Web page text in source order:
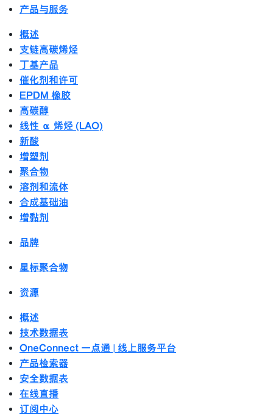
产品与服务
概述
支链高碳烯烃
丁基产品
催化剂和许可
EPDM 橡胶
高碳醇
线性 α 烯烃 (LAO)
新酸
增塑剂
聚合物
溶剂和流体
合成基础油
增黏剂
品牌
星标聚合物
资源
概述
技术数据表
OneConnect 一点通 | 线上服务平台
产品检索器
安全数据表
在线直播
订阅中心